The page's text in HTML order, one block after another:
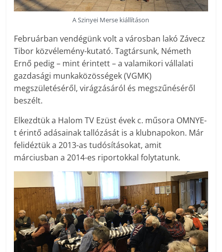
A Szinyei Merse kiállításon
Februárban vendégünk volt a városban lakó Závecz
Tibor közvélemény-kutató. Tagtársunk, Németh
Ernő pedig – mint érintett – a valamikori vállalati
gazdasági munkaközösségek (VGMK)
megszületéséről, virágzásáról és megszűnéséről
beszélt.
Elkezdtük a Halom TV Ezüst évek c. műsora OMNYE-
t érintő adásainak tallózását is a klubnapokon. Már
felidéztük a 2013-as tudósításokat, amit
márciusban a 2014-es riportokkal folytatunk.